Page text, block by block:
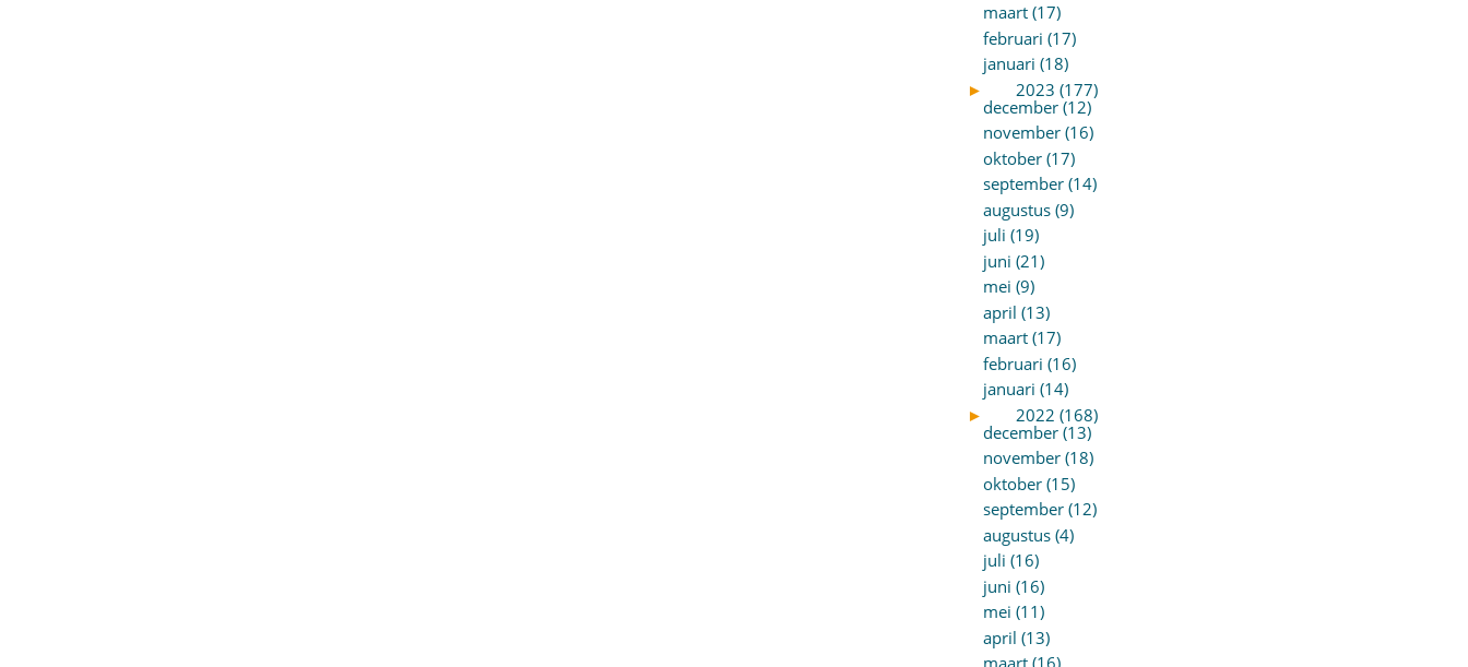
maart (17)
februari (17)
januari (18)
►
2023 (177)
december (12)
november (16)
oktober (17)
september (14)
augustus (9)
juli (19)
juni (21)
mei (9)
april (13)
maart (17)
februari (16)
januari (14)
►
2022 (168)
december (13)
november (18)
oktober (15)
september (12)
augustus (4)
juli (16)
juni (16)
mei (11)
april (13)
maart (16)